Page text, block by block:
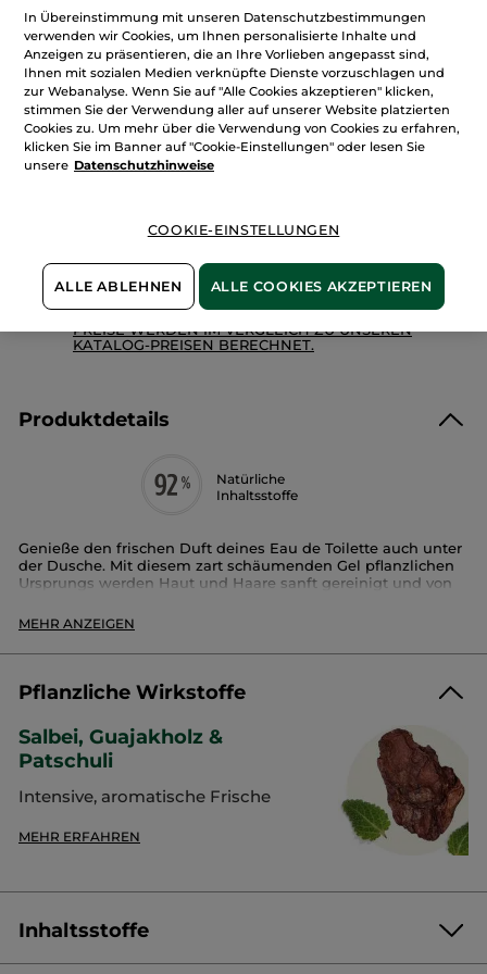
de
Sauge
Dusch-
Shampoo
Menge
IN DEN WARENKORB
Freie Versandkosten ab 30€
Lieferung zwischen dem 12/08 und dem 13/08
100 % zufrieden oder Geld zurück
Preisangaben inkl. MwSt. und zzgl. Versandkosten in
Höhe von 3,99 €
ES GELTEN UNSERE AGBS. UNSERE ANGEBOTS-
PREISE WERDEN IM VERGLEICH ZU UNSEREN
KATALOG-PREISEN BERECHNET.
Produktdetails
Natürliche
Inhaltsstoffe
Genieße den frischen Duft deines Eau de Toilette auch unter
der Dusche. Mit diesem zart schäumenden Gel pflanzlichen
Ursprungs werden Haut und Haare sanft gereinigt und von
Verpackung :Tube
MEHR ANZEIGEN
Pflanzliche Wirkstoffe
Salbei, Guajakholz &
Patschuli
Intensive, aromatische Frische
MEHR ERFAHREN
Inhaltsstoffe
In Übereinstimmung mit unseren Datenschutzbestimmungen
verwenden wir Cookies, um Ihnen personalisierte Inhalte und
Anzeigen zu präsentieren, die an Ihre Vorlieben angepasst sind,
Ihnen mit sozialen Medien verknüpfte Dienste vorzuschlagen und
zur Webanalyse. Wenn Sie auf "Alle Cookies akzeptieren" klicken,
stimmen Sie der Verwendung aller auf unserer Website platzierten
Cookies zu. Um mehr über die Verwendung von Cookies zu erfahren,
klicken Sie im Banner auf "Cookie-Einstellungen" oder lesen Sie
unsere Datenschutzhinweise
COOKIE-EINSTELLUNGEN
ALLE ABLEHNEN ALLE COOKIES AKZEPTIEREN